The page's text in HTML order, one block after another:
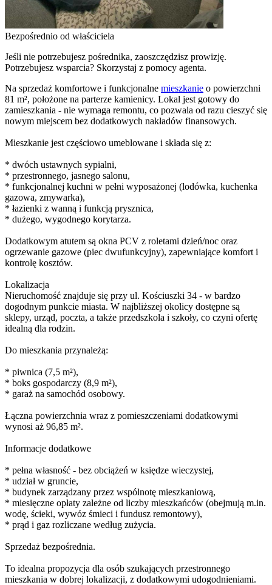
Bezpośrednio od właściciela
Jeśli nie potrzebujesz pośrednika, zaoszczędzisz prowizję.
Potrzebujesz wsparcia? Skorzystaj z pomocy agenta.
Na sprzedaż komfortowe i funkcjonalne mieszkanie o powierzchni
81 m², położone na parterze kamienicy. Lokal jest gotowy do
zamieszkania - nie wymaga remontu, co pozwala od razu cieszyć się
nowym miejscem bez dodatkowych nakładów finansowych.
Mieszkanie jest częściowo umeblowane i składa się z:
* dwóch ustawnych sypialni,
* przestronnego, jasnego salonu,
* funkcjonalnej kuchni w pełni wyposażonej (lodówka, kuchenka
gazowa, zmywarka),
* łazienki z wanną i funkcją prysznica,
* dużego, wygodnego korytarza.
Dodatkowym atutem są okna PCV z roletami dzień/noc oraz
ogrzewanie gazowe (piec dwufunkcyjny), zapewniające komfort i
kontrolę kosztów.
Lokalizacja
Nieruchomość znajduje się przy ul. Kościuszki 34 - w bardzo
dogodnym punkcie miasta. W najbliższej okolicy dostępne są
sklepy, urząd, poczta, a także przedszkola i szkoły, co czyni ofertę
idealną dla rodzin.
Do mieszkania przynależą:
* piwnica (7,5 m²),
* boks gospodarczy (8,9 m²),
* garaż na samochód osobowy.
Łączna powierzchnia wraz z pomieszczeniami dodatkowymi
wynosi aż 96,85 m².
Informacje dodatkowe
* pełna własność - bez obciążeń w księdze wieczystej,
* udział w gruncie,
* budynek zarządzany przez wspólnotę mieszkaniową,
* miesięczne opłaty zależne od liczby mieszkańców (obejmują m.in.
wodę, ścieki, wywóz śmieci i fundusz remontowy),
* prąd i gaz rozliczane według zużycia.
Sprzedaż bezpośrednia.
To idealna propozycja dla osób szukających przestronnego
mieszkania w dobrej lokalizacji, z dodatkowymi udogodnieniami.